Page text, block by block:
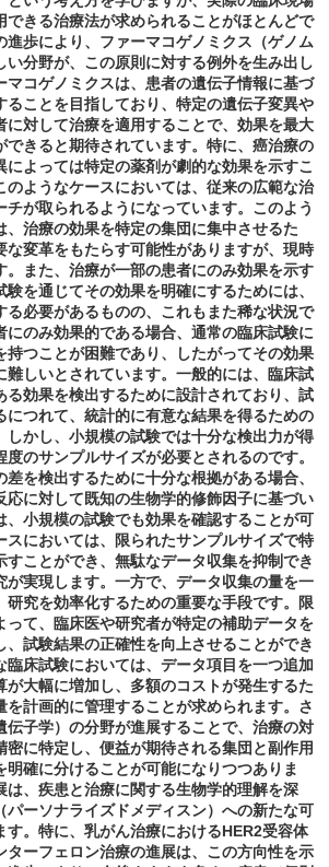
できる治療法が求められることがほとんどで
進歩により、ファーマコゲノミクス（ゲノム
い分野が、この原則に対する例外を生み出し
マコゲノミクスは、患者の遺伝子情報に基づ
ることを目指しており、特定の遺伝子変異や
に対して治療を適用することで、効果を最大
できると期待されています。特に、癌治療の
によっては特定の薬剤が劇的な効果を示すこ
のようなケースにおいては、従来の広範な治
チが取られるようになっています。このよう
、治療の効果を特定の集団に集中させるた
な変革をもたらす可能性がありますが、現時
。また、治療が一部の患者にのみ効果を示す
を通じてその効果を明確にするためには、
る必要があるものの、これもまた稀な状況で
にのみ効果的である場合、通常の臨床試験に
持つことが困難であり、したがってその効果
難しいとされています。一般的には、臨床試
る効果を検出するために設計されており、試
につれて、統計的に有意な結果を得るための
しかし、小規模の試験では十分な検出力が得
度のサンプルサイズが必要とされるのです。
を検出するために十分な根拠がある場合、
応に対して既知の生物学的修飾因子に基づい
、小規模の試験でも効果を確認することが可
スにおいては、限られたサンプルサイズで特
すことができ、無駄なデータ収集を抑制でき
が実現します。一方で、データ収集の量を一
研究を効率化するための重要な手段です。限
って、臨床医や研究者が特定の補助データを
、試験結果の正確性を向上させることができ
臨床試験においては、データ項目を一つ追加
が大幅に増加し、多額のコストが発生するた
を計画的に管理することが求められます。さ
伝子学）の分野が進展することで、治療の対
密に特定し、便益が期待される集団と副作用
明確に分けることが可能になりつつありま
は、疾患と治療に関する生物学的理解を深
パーソナライズドメディスン）への新たな可
す。特に、乳がん治療におけるHER2受容体
ターフェロン治療の進展は、この方向性を示